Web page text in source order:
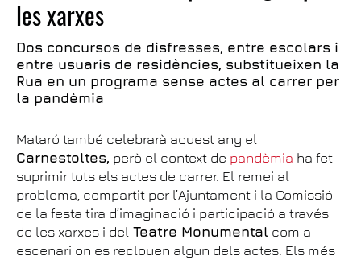
les xarxes
Dos concursos de disfresses, entre escolars i
entre usuaris de residències, substitueixen la
Rua en un programa sense actes al carrer per
la pandèmia
Mataró també celebrarà aquest any el
Carnestoltes, però el context de pandèmia ha fet
suprimir tots els actes de carrer. El remei al
problema, compartit per l’Ajuntament i la Comissió
de la festa tira d’imaginació i participació a través
de les xarxes i del Teatre Monumental com a
escenari on es reclouen algun dels actes. Els més